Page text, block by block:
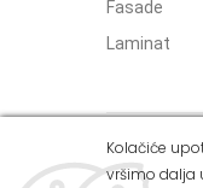
Fasade
Laminat
Copyright ©
Kolačiće
vršimo dalja